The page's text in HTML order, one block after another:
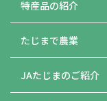
特産品の紹介
たじまで農業
JAたじまのご紹介